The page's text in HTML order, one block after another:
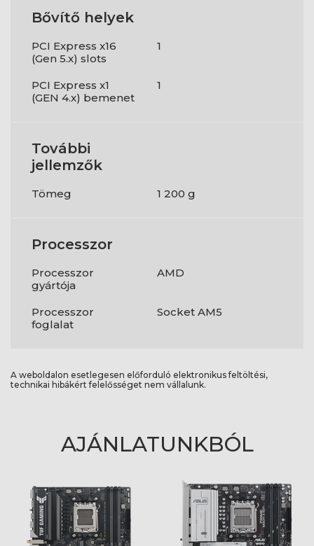
Bővítő helyek
PCI Express x16
(Gen 5.x) slots
1
PCI Express x1
(GEN 4.x) bemenet
1
További
jellemzők
Tömeg 1 200 g
Processzor
Processzor
gyártója
AMD
Processzor
foglalat
Socket AM5
A weboldalon esetlegesen előforduló elektronikus feltöltési,
technikai hibákért felelősséget nem vállalunk.
AJÁNLATUNKBÓL